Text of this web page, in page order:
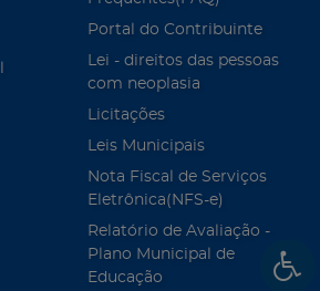
Portal do Contribuinte
Lei - direitos das pessoas
com neoplasia
Licitações
Leis Municipais
Nota Fiscal de Serviços
Eletrônica(NFS-e)
Relatório de Avaliação -
Plano Municipal de
Educação